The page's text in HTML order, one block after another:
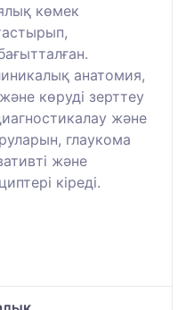
көмек
анатомия,
көруді зерттеу
және
глаукома
және
кіреді.